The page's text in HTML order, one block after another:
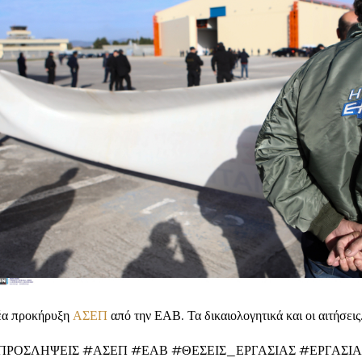
προκήρυξη ΑΣΕΠ από την ΕΑΒ. Τα δικαιολογητικά και οι
#ΑΣΕΠ #ΕΑΒ #ΘΕΣΕΙΣ_ΕΡΓΑΣΙΑΣ #ΕΡΓΑΣΙΑ